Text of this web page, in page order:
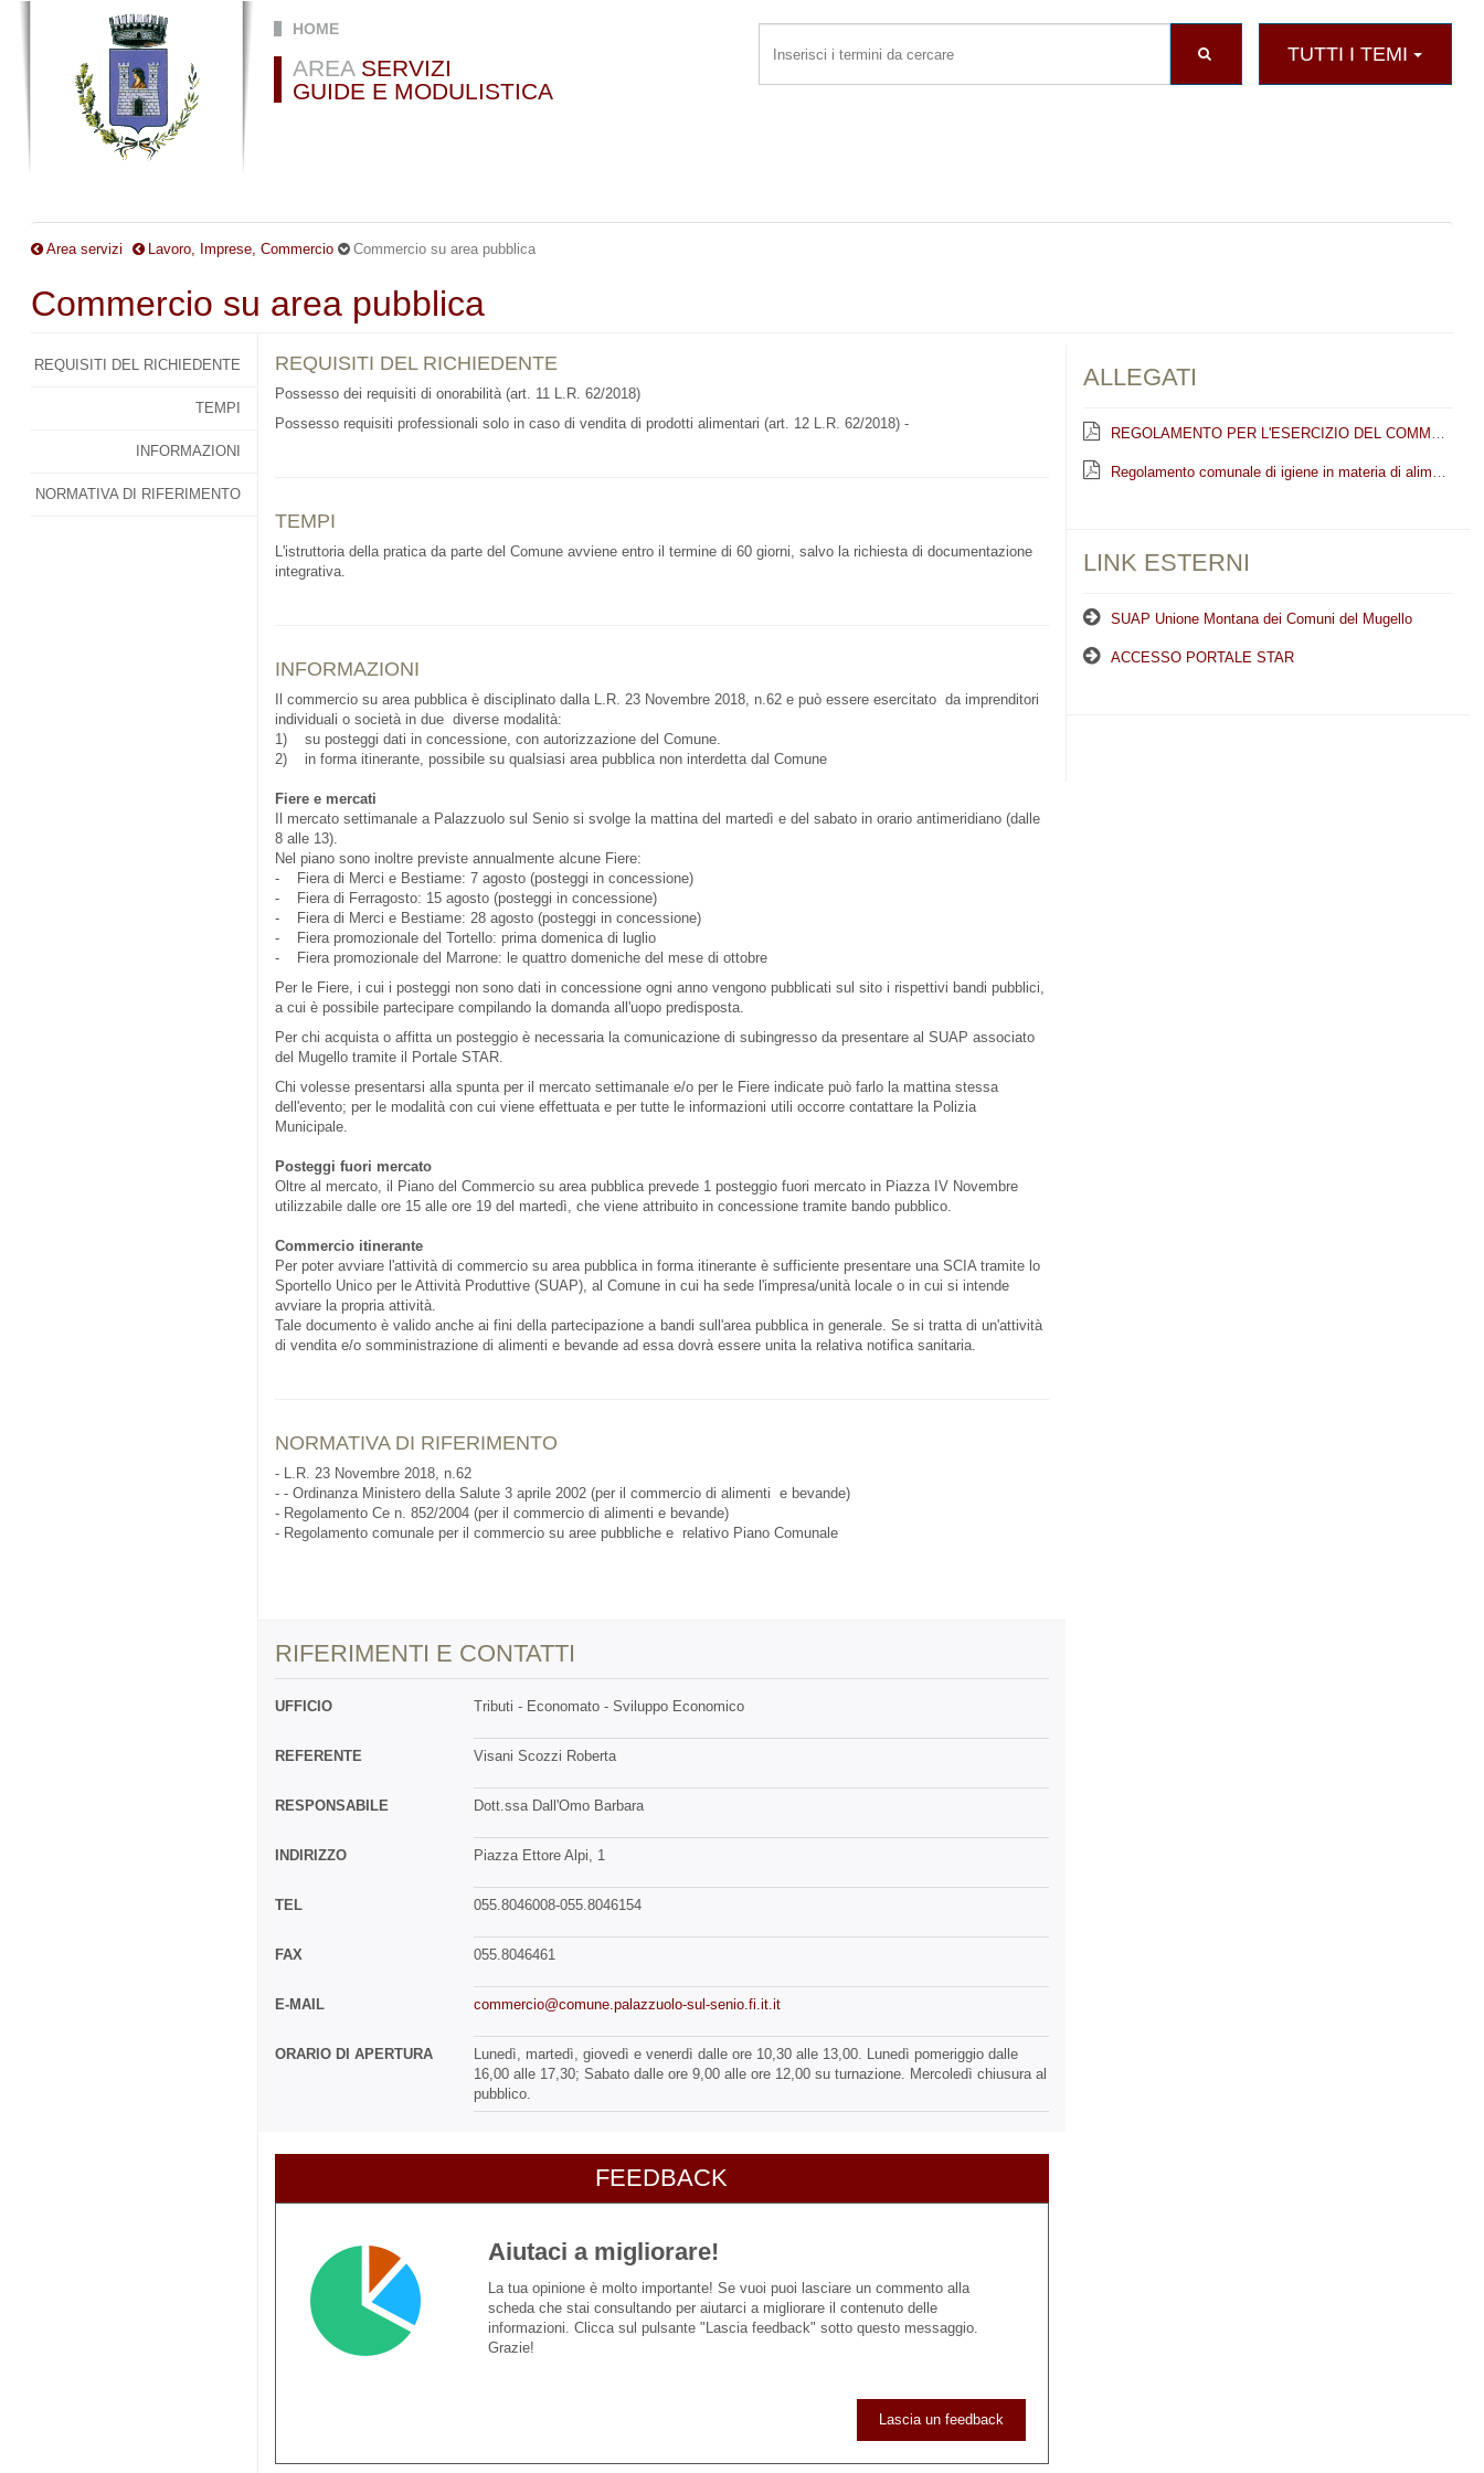
Salta al contenuto principale
HOME
AREASERVIZI
GUIDE E MODULISTICA
TUTTI I TEMI
Area servizi Lavoro, Imprese, Commercio Commercio su area pubblica
Commercio su area pubblica
REQUISITI DEL RICHIEDENTE
TEMPI
INFORMAZIONI
NORMATIVA DI RIFERIMENTO
REQUISITI DEL RICHIEDENTE
Possesso dei requisiti di onorabilità (art. 11 L.R. 62/2018)
Possesso requisiti professionali solo in caso di vendita di prodotti alimentari (art. 12 L.R. 62/2018) -
TEMPI
L'istruttoria della pratica da parte del Comune avviene entro il termine di 60 giorni, salvo la richiesta di documentazione
integrativa.
INFORMAZIONI
Il commercio su area pubblica è disciplinato dalla L.R. 23 Novembre 2018, n.62 e può essere esercitato da imprenditori
individuali o società in due diverse modalità:
1) su posteggi dati in concessione, con autorizzazione del Comune.
2) in forma itinerante, possibile su qualsiasi area pubblica non interdetta dal Comune
Fiere e mercati
Il mercato settimanale a Palazzuolo sul Senio si svolge la mattina del martedì e del sabato in orario antimeridiano (dalle
8 alle 13).
Nel piano sono inoltre previste annualmente alcune Fiere:
- Fiera di Merci e Bestiame: 7 agosto (posteggi in concessione)
- Fiera di Ferragosto: 15 agosto (posteggi in concessione)
- Fiera di Merci e Bestiame: 28 agosto (posteggi in concessione)
- Fiera promozionale del Tortello: prima domenica di luglio
- Fiera promozionale del Marrone: le quattro domeniche del mese di ottobre
Per le Fiere, i cui i posteggi non sono dati in concessione ogni anno vengono pubblicati sul sito i rispettivi bandi pubblici,
a cui è possibile partecipare compilando la domanda all'uopo predisposta.
Per chi acquista o affitta un posteggio è necessaria la comunicazione di subingresso da presentare al SUAP associato
del Mugello tramite il Portale STAR.
Chi volesse presentarsi alla spunta per il mercato settimanale e/o per le Fiere indicate può farlo la mattina stessa
dell'evento; per le modalità con cui viene effettuata e per tutte le informazioni utili occorre contattare la Polizia
Municipale.
Posteggi fuori mercato
Oltre al mercato, il Piano del Commercio su area pubblica prevede 1 posteggio fuori mercato in Piazza IV Novembre
utilizzabile dalle ore 15 alle ore 19 del martedì, che viene attribuito in concessione tramite bando pubblico.
Commercio itinerante
Per poter avviare l'attività di commercio su area pubblica in forma itinerante è sufficiente presentare una SCIA tramite lo
Sportello Unico per le Attività Produttive (SUAP), al Comune in cui ha sede l'impresa/unità locale o in cui si intende
avviare la propria attività.
Tale documento è valido anche ai fini della partecipazione a bandi sull'area pubblica in generale. Se si tratta di un'attività
di vendita e/o somministrazione di alimenti e bevande ad essa dovrà essere unita la relativa notifica sanitaria.
NORMATIVA DI RIFERIMENTO
- L.R. 23 Novembre 2018, n.62
- - Ordinanza Ministero della Salute 3 aprile 2002 (per il commercio di alimenti e bevande)
- Regolamento Ce n. 852/2004 (per il commercio di alimenti e bevande)
- Regolamento comunale per il commercio su aree pubbliche e relativo Piano Comunale
RIFERIMENTI E CONTATTI
UFFICIO Tributi - Economato - Sviluppo Economico
REFERENTE Visani Scozzi Roberta
RESPONSABILE Dott.ssa Dall'Omo Barbara
INDIRIZZO Piazza Ettore Alpi, 1
TEL 055.8046008-055.8046154
FAX 055.8046461
E-MAIL commercio@comune.palazzuolo-sul-senio.fi.it.it
ORARIO DI APERTURA
Lunedì, martedì, giovedì e venerdì dalle ore 10,30 alle 13,00. Lunedì pomeriggio dalle
16,00 alle 17,30; Sabato dalle ore 9,00 alle ore 12,00 su turnazione. Mercoledì chiusura al
pubblico.
FEEDBACK
Aiutaci a migliorare!
La tua opinione è molto importante! Se vuoi puoi lasciare un commento alla
scheda che stai consultando per aiutarci a migliorare il contenuto delle
informazioni. Clicca sul pulsante "Lascia feedback" sotto questo messaggio.
Grazie!
Lascia un feedback
ALLEGATI
REGOLAMENTO PER L'ESERCIZIO DEL COMMERCIO SU AREA PUBBLICA (L.R. 23 Novembre 2018, n.62)
Regolamento comunale di igiene in materia di alimenti e bevande
LINK ESTERNI
SUAP Unione Montana dei Comuni del Mugello
ACCESSO PORTALE STAR